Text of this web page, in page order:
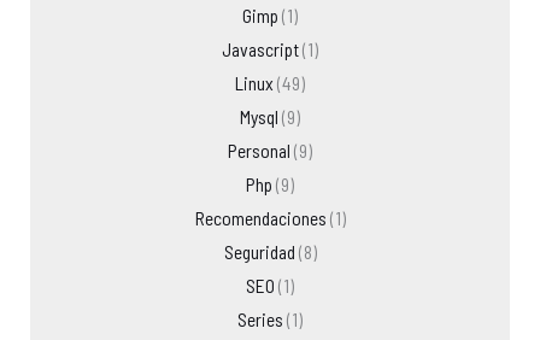
Gimp (1)
Javascript(1)
Linux (49)
Mysql (9)
Personal (9)
Php (9)
Recomendaciones (1)
Seguridad (8)
SEO (1)
Series (1)